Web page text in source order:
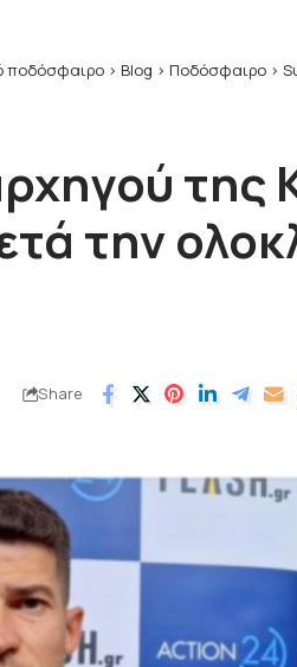
ποδόσφαιρο > Blog > Ποδόσφαιρο >
της
την
Share